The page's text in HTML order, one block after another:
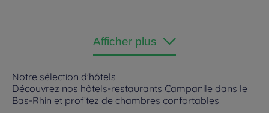
Afficher plus
Notre sélection d'hôtels
Découvrez nos hôtels-restaurants Campanile dans le
Bas-Rhin et profitez de chambres confortables